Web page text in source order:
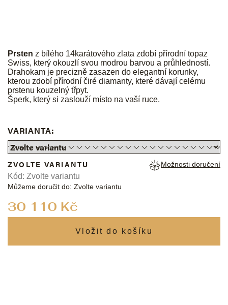
Prsten z bílého 14karátového zlata zdobí přírodní topaz
Swiss, který okouzlí svou modrou barvou a průhledností.
Drahokam je precizně zasazen do elegantní korunky,
kterou zdobí přírodní čiré diamanty, které dávají celému
prstenu kouzelný třpyt.
Šperk, který si zaslouží místo na vaší ruce.
VARIANTA:
30 110 Kč
ZVOLTE VARIANTU
Můžeme doručit do: Zvolte variantu
Možnosti doručení
Kód: Zvolte variantu